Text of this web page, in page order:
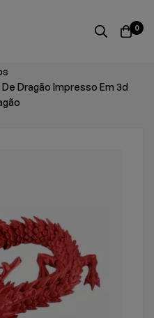
0
Dragão Impresso Em 3d